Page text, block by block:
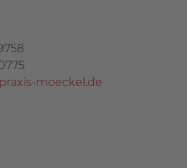
moeckel.de